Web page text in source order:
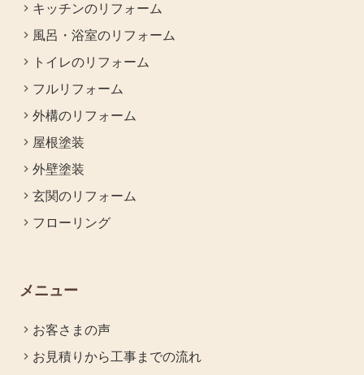
キッチンのリフォーム
風呂・浴室のリフォーム
トイレのリフォーム
フルリフォーム
外構のリフォーム
屋根塗装
外壁塗装
玄関のリフォーム
フローリング
メニュー
お客さまの声
お見積りから工事までの流れ